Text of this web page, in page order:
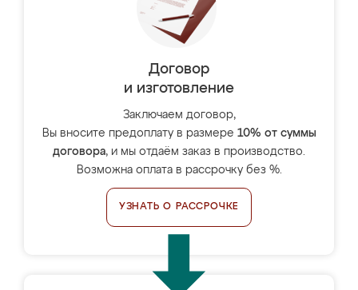
Договор
и изготовление
Заключаем договор,
Вы вносите предоплату в размере 10% от суммы
договора, и мы отдаём заказ в производство.
Возможна оплата в рассрочку без %.
УЗНАТЬ О РАССРОЧКЕ